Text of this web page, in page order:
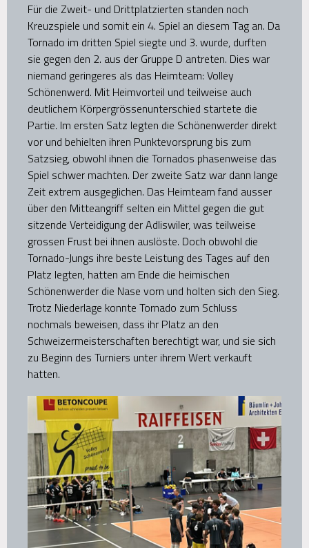
Für die Zweit- und Drittplatzierten standen noch
Kreuzspiele und somit ein 4. Spiel an diesem Tag an. Da
Tornado im dritten Spiel siegte und 3. wurde, durften
sie gegen den 2. aus der Gruppe D antreten. Dies war
niemand geringeres als das Heimteam: Volley
Schönenwerd. Mit Heimvorteil und teilweise auch
deutlichem Körpergrössenunterschied startete die
Partie. Im ersten Satz legten die Schönenwerder direkt
vor und behielten ihren Punktevorsprung bis zum
Satzsieg, obwohl ihnen die Tornados phasenweise das
Spiel schwer machten. Der zweite Satz war dann lange
Zeit extrem ausgeglichen. Das Heimteam fand ausser
über den Mitteangriff selten ein Mittel gegen die gut
sitzende Verteidigung der Adliswiler, was teilweise
grossen Frust bei ihnen auslöste. Doch obwohl die
Tornado-Jungs ihre beste Leistung des Tages auf den
Platz legten, hatten am Ende die heimischen
Schönenwerder die Nase vorn und holten sich den Sieg.
Trotz Niederlage konnte Tornado zum Schluss
nochmals beweisen, dass ihr Platz an den
Schweizermeisterschaften berechtigt war, und sie sich
zu Beginn des Turniers unter ihrem Wert verkauft
hatten.